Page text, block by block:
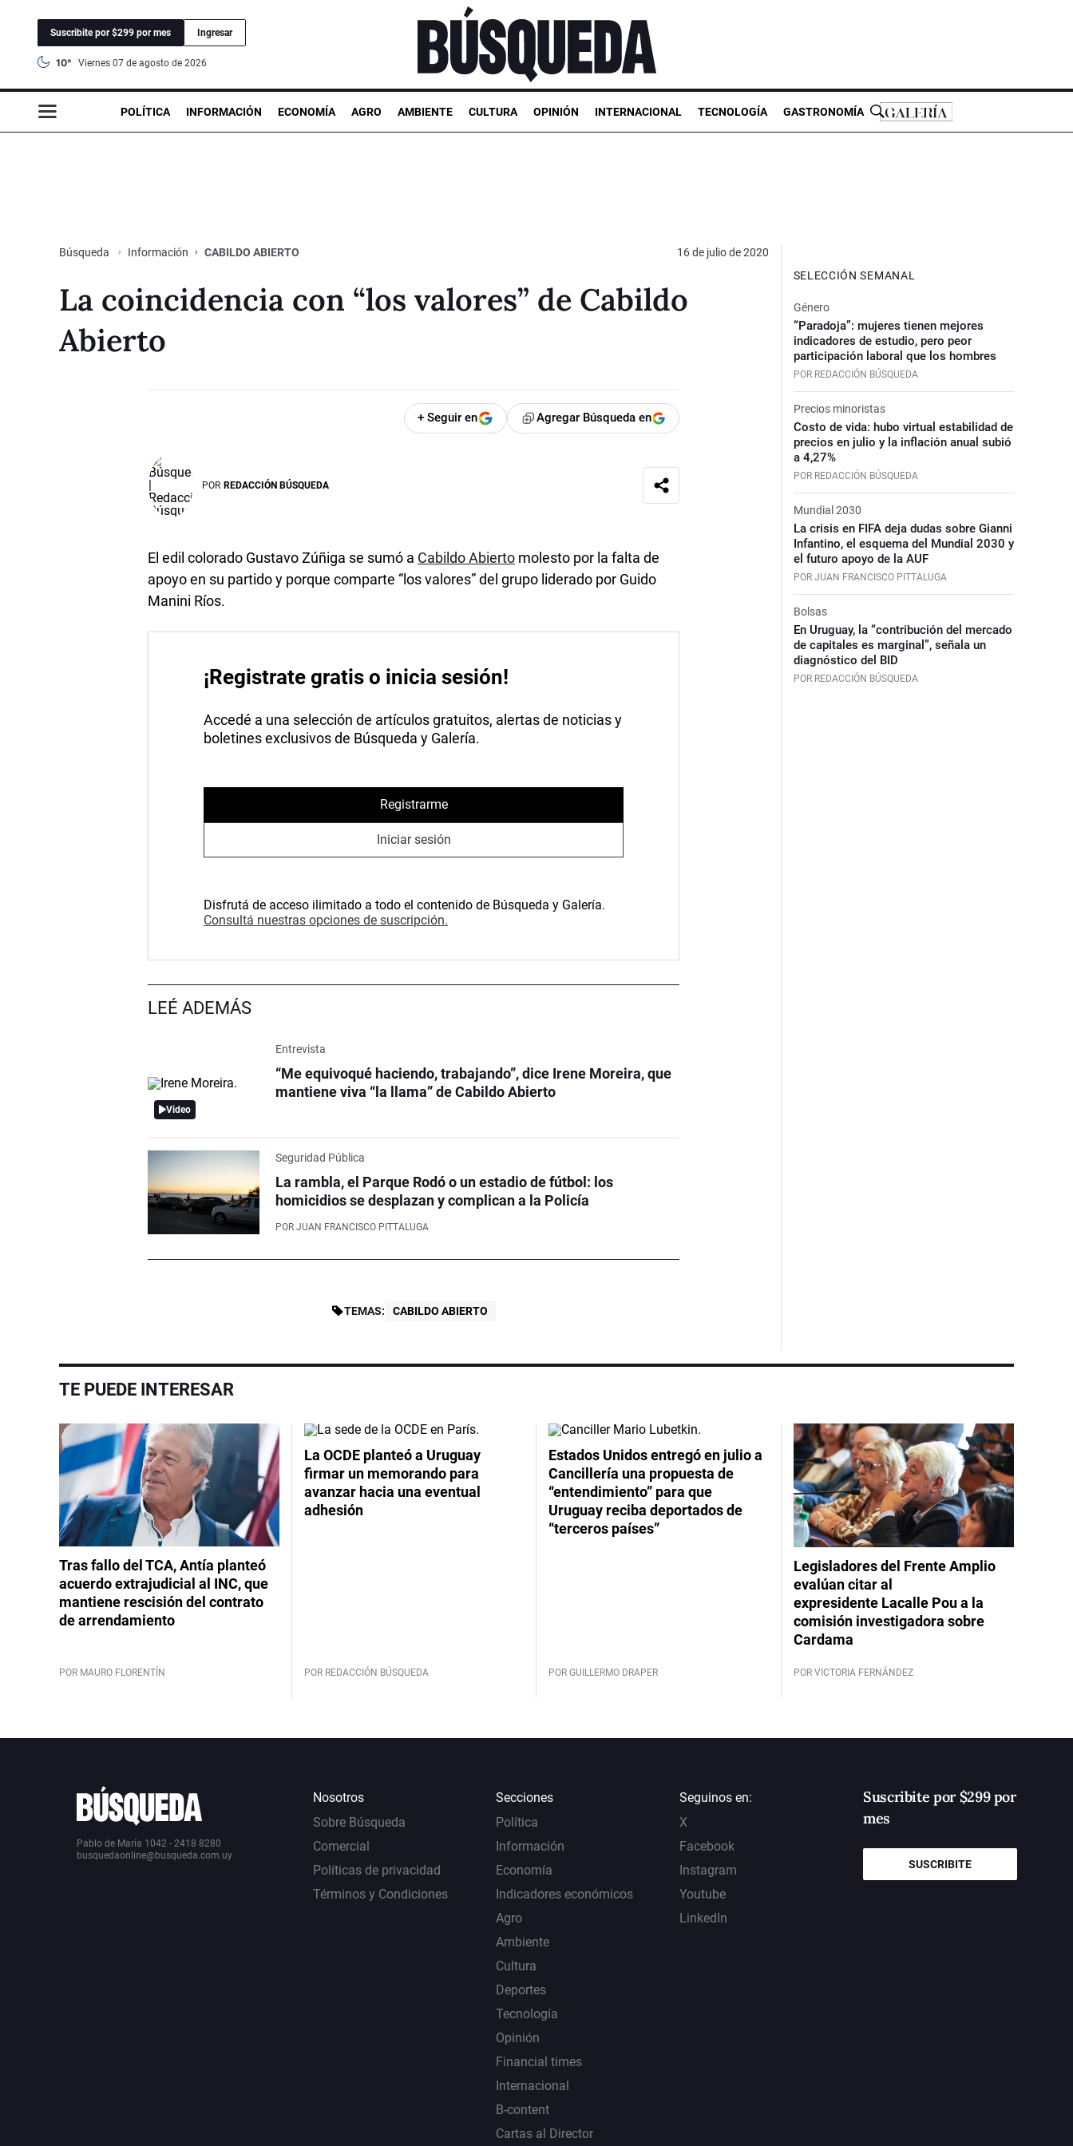
Suscribite por $299 por mes Ingresar
10° viernes 07 de agosto de 2026
POLÍTICA INFORMACIÓN ECONOMÍA AGRO AMBIENTE CULTURA OPINIÓN INTERNACIONAL TECNOLOGÍA GASTRONOMÍA
Búsqueda Información CABILDO ABIERTO 16 de julio de 2020
La coincidencia con “los valores” de Cabildo
Abierto
+ Seguir en Agregar Búsqueda en
POR REDACCIÓN BÚSQUEDA
El edil colorado Gustavo Zúñiga se sumó a Cabildo Abierto molesto por la falta de
apoyo en su partido y porque comparte “los valores” del grupo liderado por Guido
Manini Ríos.
¡Registrate gratis o inicia sesión!
Accedé a una selección de artículos gratuitos, alertas de noticias y
boletines exclusivos de Búsqueda y Galería.
Registrarme
Iniciar sesión
Disfrutá de acceso ilimitado a todo el contenido de Búsqueda y Galería.
Consultá nuestras opciones de suscripción.
LEÉ ADEMÁS
Video
Entrevista
“Me equivoqué haciendo, trabajando”, dice Irene Moreira, que
mantiene viva “la llama” de Cabildo Abierto
Seguridad Pública
La rambla, el Parque Rodó o un estadio de fútbol: los
homicidios se desplazan y complican a la Policía
POR JUAN FRANCISCO PITTALUGA
TEMAS: CABILDO ABIERTO
SELECCIÓN SEMANAL
Género
“Paradoja”: mujeres tienen mejores
indicadores de estudio, pero peor
participación laboral que los hombres
POR REDACCIÓN BÚSQUEDA
Precios minoristas
Costo de vida: hubo virtual estabilidad de
precios en julio y la inflación anual subió
a 4,27%
POR REDACCIÓN BÚSQUEDA
Mundial 2030
La crisis en FIFA deja dudas sobre Gianni
Infantino, el esquema del Mundial 2030 y
el futuro apoyo de la AUF
POR JUAN FRANCISCO PITTALUGA
Bolsas
En Uruguay, la “contribución del mercado
de capitales es marginal”, señala un
diagnóstico del BID
POR REDACCIÓN BÚSQUEDA
TE PUEDE INTERESAR
Tras fallo del TCA, Antía planteó
acuerdo extrajudicial al INC, que
mantiene rescisión del contrato
de arrendamiento
POR MAURO FLORENTÍN
La OCDE planteó a Uruguay
firmar un memorando para
avanzar hacia una eventual
adhesión
POR REDACCIÓN BÚSQUEDA
Estados Unidos entregó en julio a
Cancillería una propuesta de
“entendimiento” para que
Uruguay reciba deportados de
“terceros países”
POR GUILLERMO DRAPER
Legisladores del Frente Amplio
evalúan citar al
expresidente Lacalle Pou a la
comisión investigadora sobre
Cardama
POR VICTORIA FERNÁNDEZ
Pablo de María 1042 - 2418 8280
busquedaonline@busqueda.com.uy
Nosotros
Sobre Búsqueda
Comercial
Políticas de privacidad
Términos y Condiciones
Secciones
Política
Información
Economía
Indicadores económicos
Agro
Ambiente
Cultura
Deportes
Tecnología
Opinión
Financial times
Internacional
B-content
Cartas al Director
Seguinos en:
X
Facebook
Instagram
Youtube
LinkedIn
Suscribite por $299 por
mes
SUSCRIBITE